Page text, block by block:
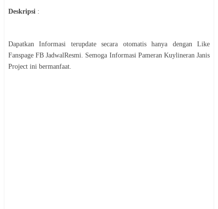
Deskripsi :
Dapatkan Informasi terupdate secara otomatis hanya dengan Like
Fanspage FB JadwalResmi. Semoga Informasi Pameran Kuylineran Janis
Project ini bermanfaat.